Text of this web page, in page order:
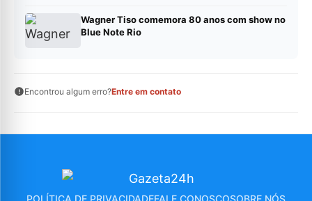
Wagner Tiso comemora 80 anos com show no
Blue Note Rio
Encontrou algum erro?Entre em contato